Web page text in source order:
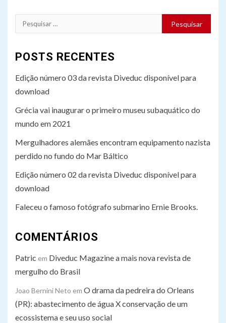
Pesquisar
por:
POSTS RECENTES
Edição número 03 da revista Diveduc disponível para
download
Grécia vai inaugurar o primeiro museu subaquático do
mundo em 2021
Mergulhadores alemães encontram equipamento nazista
perdido no fundo do Mar Báltico
Edição número 02 da revista Diveduc disponível para
download
Faleceu o famoso fotógrafo submarino Ernie Brooks.
COMENTÁRIOS
Patric em Diveduc Magazine a mais nova revista de
mergulho do Brasil
Joao Bernini Neto em O drama da pedreira do Orleans
(PR): abastecimento de água X conservação de um
ecossistema e seu uso social